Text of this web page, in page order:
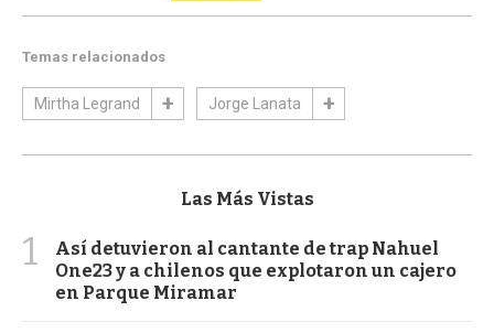
Temas relacionados
Mirtha Legrand Jorge Lanata
Las Más Vistas
1
Así detuvieron al cantante de trap Nahuel
One23 y a chilenos que explotaron un cajero
en Parque Miramar